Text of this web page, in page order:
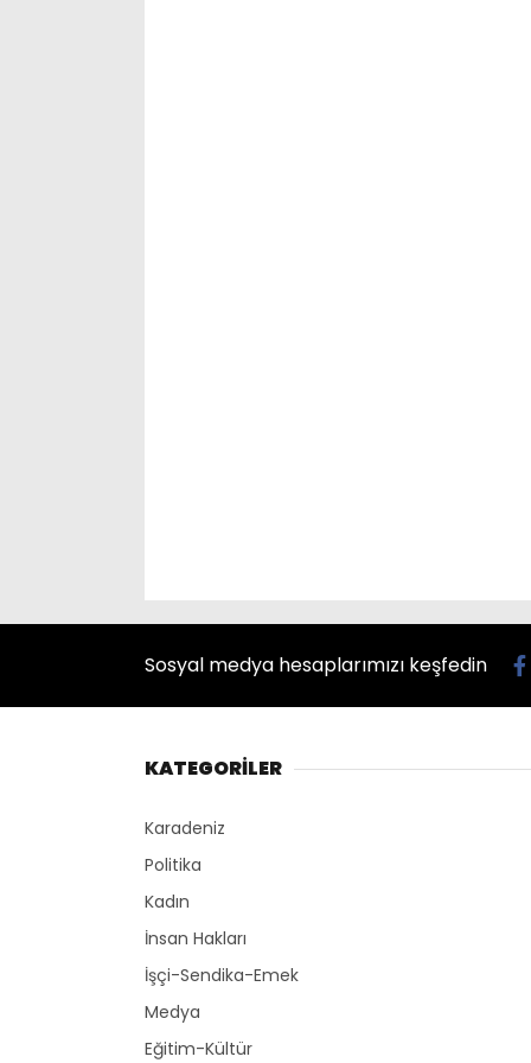
Sosyal medya hesaplarımızı keşfedin
KATEGORİLER
Karadeniz
Politika
Kadın
İnsan Hakları
İşçi-Sendika-Emek
Medya
Eğitim-Kültür